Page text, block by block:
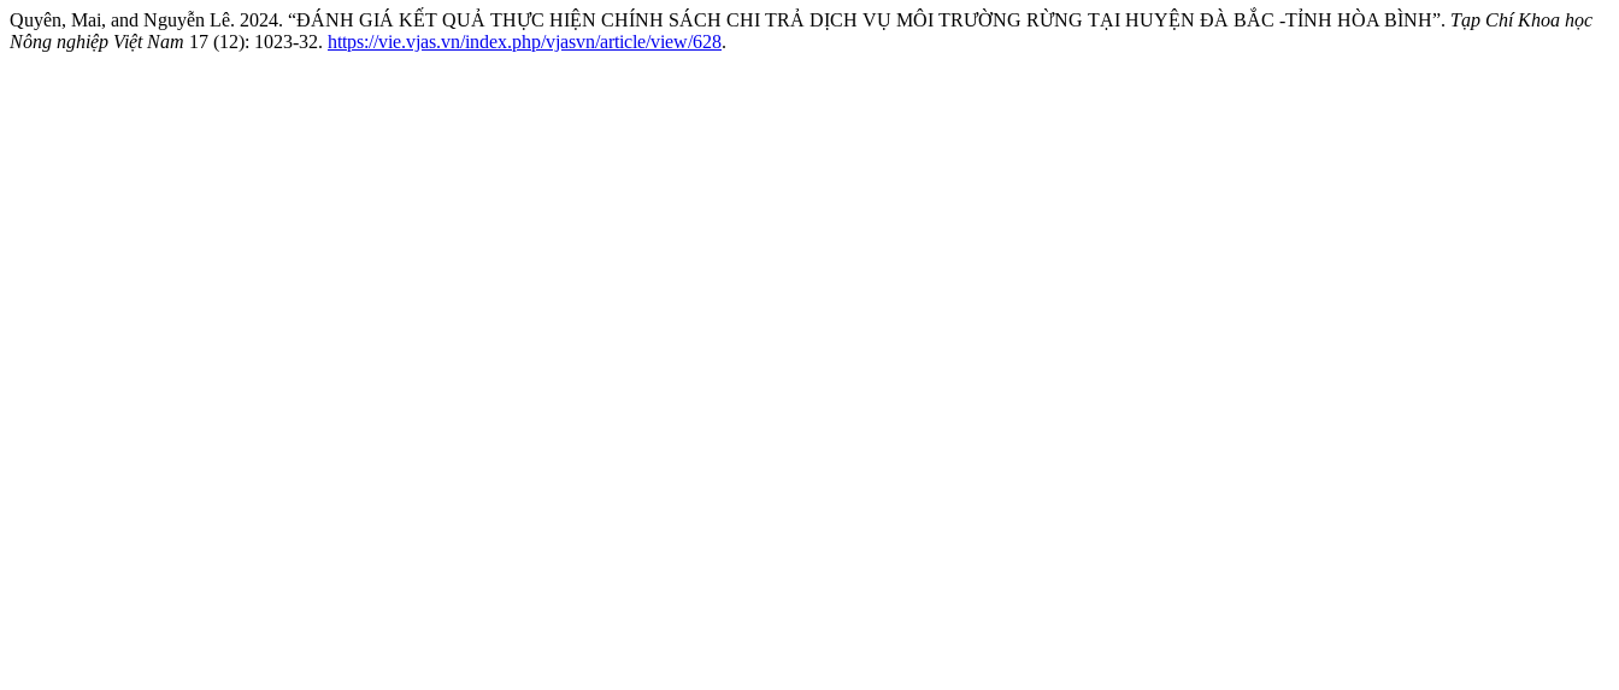
Quyên, Mai, and Nguyễn Lê. 2024. “ĐÁNH GIÁ KẾT QUẢ THỰC HIỆN CHÍNH SÁCH CHI TRẢ DỊCH VỤ MÔI TRƯỜNG RỪNG TẠI HUYỆN ĐÀ BẮC -TỈNH HÒA BÌNH”. Tạp Chí Khoa học
Nông nghiệp Việt Nam 17 (12): 1023-32. https://vie.vjas.vn/index.php/vjasvn/article/view/628.